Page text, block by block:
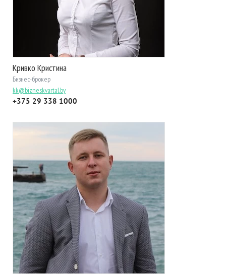
Кривко Кристина
Бизнес-брокер
kk@bizneskvartal.by
+375 29 338 1000